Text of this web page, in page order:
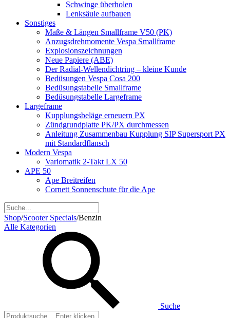
Schwinge überholen
Lenksäule aufbauen
Sonstiges
Maße & Längen Smallframe V50 (PK)
Anzugsdrehmomente Vespa Smallframe
Explosionszeichnungen
Neue Papiere (ABE)
Der Radial-Wellendichtring – kleine Kunde
Bedüsungen Vespa Cosa 200
Bedüsungstabelle Smallframe
Bedüsungstabelle Largeframe
Largeframe
Kupplungsbeläge erneuern PX
Zündgrundplatte PK/PX durchmessen
Anleitung Zusammenbau Kupplung SIP Supersport PX
mit Standardflansch
Modern Vespa
Variomatik 2-Takt LX 50
APE 50
Ape Breitreifen
Cornett Sonnenschute für die Ape
Shop/Scooter Specials/Benzin
Alle Kategorien
Suche